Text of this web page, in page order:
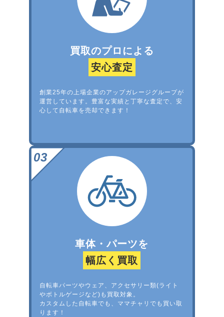
買取のプロによる
安心査定
創業25年の上場企業のアップガレージグループが
運営しています。豊富な実績と丁寧な査定で、安
心して自転車を売却できます！
車体・パーツを
幅広く買取
自転車パーツやウェア、アクセサリー類(ライト
やボトルゲージなど)も買取対象。
カスタムした自転車でも、ママチャリでも買い取
ります！